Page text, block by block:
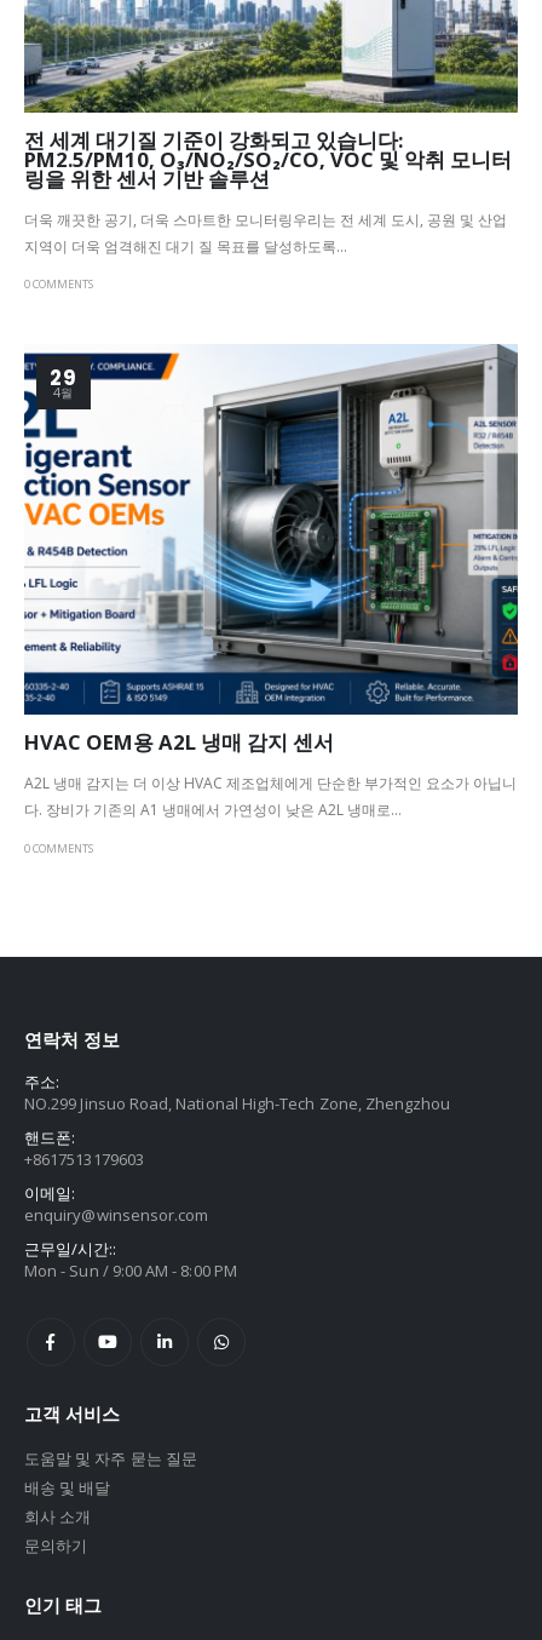
전 세계 대기질 기준이 강화되고 있습니다:
PM2.5/PM10, O₃/NO₂/SO₂/CO, VOC 및 악취 모니터
링을 위한 센서 기반 솔루션
더욱 깨끗한 공기, 더욱 스마트한 모니터링우리는 전 세계 도시, 공원 및 산업
지역이 더욱 엄격해진 대기 질 목표를 달성하도록...
0 COMMENTS
29
4월
HVAC OEM용 A2L 냉매 감지 센서
A2L 냉매 감지는 더 이상 HVAC 제조업체에게 단순한 부가적인 요소가 아닙니
다. 장비가 기존의 A1 냉매에서 가연성이 낮은 A2L 냉매로...
0 COMMENTS
연락처 정보
주소:
NO.299 Jinsuo Road, National High-Tech Zone, Zhengzhou
핸드폰:
+8617513179603
이메일:
enquiry@winsensor.com
근무일/시간::
Mon - Sun / 9:00 AM - 8:00 PM
고객 서비스
도움말 및 자주 묻는 질문
배송 및 배달
회사 소개
문의하기
인기 태그